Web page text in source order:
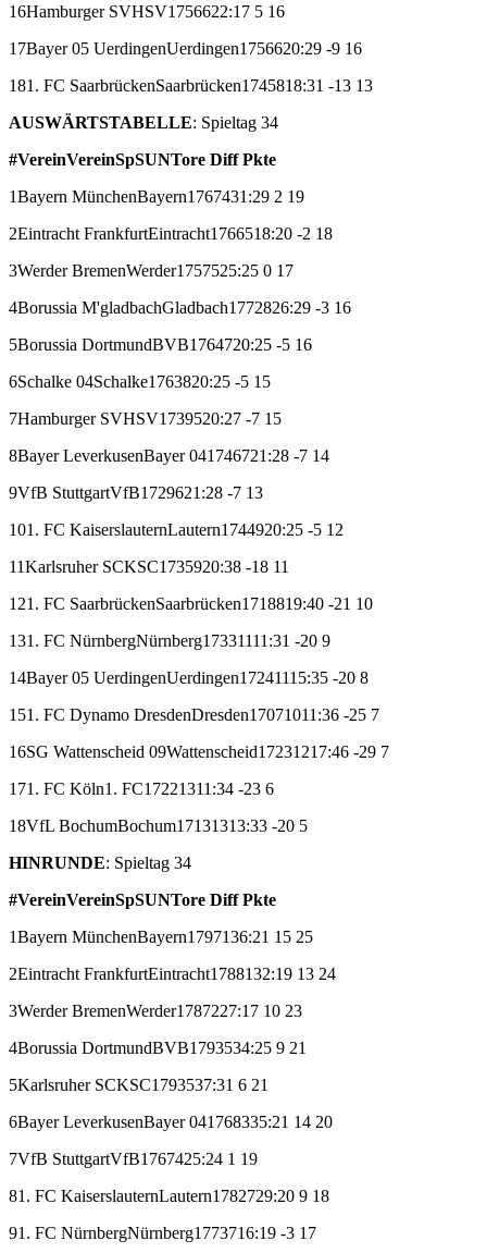
16Hamburger SVHSV1756622:17 5 16
17Bayer 05 UerdingenUerdingen1756620:29 -9 16
181. FC SaarbrückenSaarbrücken1745818:31 -13 13
AUSWÄRTSTABELLE: Spieltag 34
#VereinVereinSpSUNTore Diff Pkte
1Bayern MünchenBayern1767431:29 2 19
2Eintracht FrankfurtEintracht1766518:20 -2 18
3Werder BremenWerder1757525:25 0 17
4Borussia M'gladbachGladbach1772826:29 -3 16
5Borussia DortmundBVB1764720:25 -5 16
6Schalke 04Schalke1763820:25 -5 15
7Hamburger SVHSV1739520:27 -7 15
8Bayer LeverkusenBayer 041746721:28 -7 14
9VfB StuttgartVfB1729621:28 -7 13
101. FC KaiserslauternLautern1744920:25 -5 12
11Karlsruher SCKSC1735920:38 -18 11
121. FC SaarbrückenSaarbrücken1718819:40 -21 10
131. FC NürnbergNürnberg17331111:31 -20 9
14Bayer 05 UerdingenUerdingen17241115:35 -20 8
151. FC Dynamo DresdenDresden17071011:36 -25 7
16SG Wattenscheid 09Wattenscheid17231217:46 -29 7
171. FC Köln1. FC17221311:34 -23 6
18VfL BochumBochum17131313:33 -20 5
HINRUNDE: Spieltag 34
#VereinVereinSpSUNTore Diff Pkte
1Bayern MünchenBayern1797136:21 15 25
2Eintracht FrankfurtEintracht1788132:19 13 24
3Werder BremenWerder1787227:17 10 23
4Borussia DortmundBVB1793534:25 9 21
5Karlsruher SCKSC1793537:31 6 21
6Bayer LeverkusenBayer 041768335:21 14 20
7VfB StuttgartVfB1767425:24 1 19
81. FC KaiserslauternLautern1782729:20 9 18
91. FC NürnbergNürnberg1773716:19 -3 17